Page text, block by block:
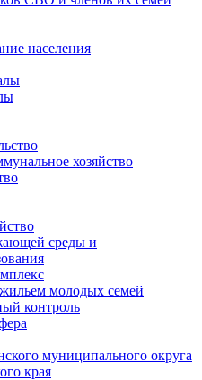
населения
хозяйство
среды и
молодых семей
контроль
муниципального округа
края